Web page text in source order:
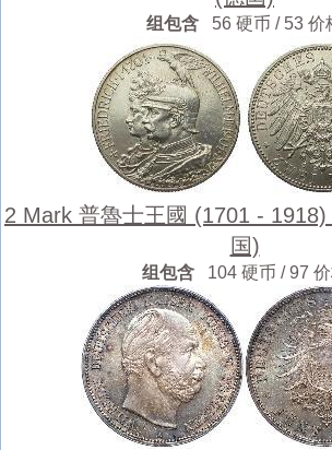
组包含 56 硬币 / 53 价
2 Mark 普魯士王國 (1701 -
国)
组包含 104 硬币 / 97